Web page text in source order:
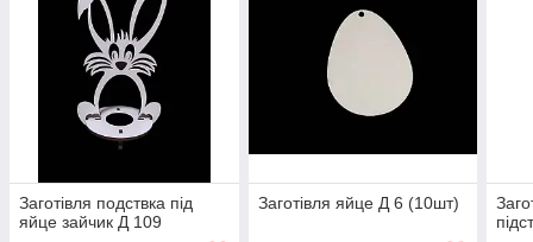
Заготівля подствка під
яйце зайчик Д 109
Заготівля яйце Д 6 (10шт)